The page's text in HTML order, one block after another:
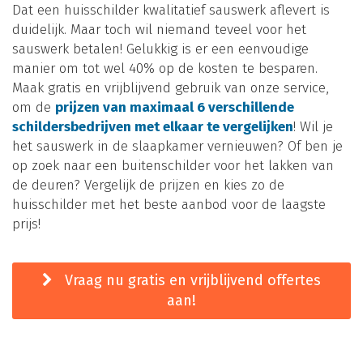
Dat een huisschilder kwalitatief sauswerk aflevert is
duidelijk. Maar toch wil niemand teveel voor het
sauswerk betalen! Gelukkig is er een eenvoudige
manier om tot wel 40% op de kosten te besparen.
Maak gratis en vrijblijvend gebruik van onze service,
om de prijzen van maximaal 6 verschillende
schildersbedrijven met elkaar te vergelijken! Wil je
het sauswerk in de slaapkamer vernieuwen? Of ben je
op zoek naar een buitenschilder voor het lakken van
de deuren? Vergelijk de prijzen en kies zo de
huisschilder met het beste aanbod voor de laagste
prijs!
Vraag nu gratis en vrijblijvend offertes
aan!